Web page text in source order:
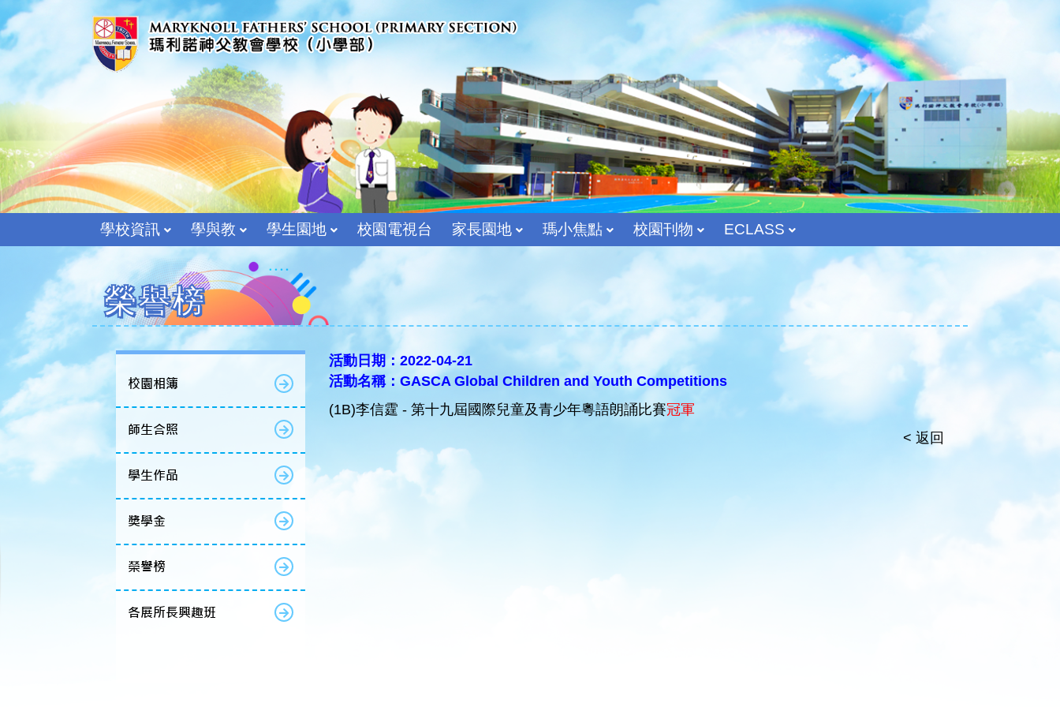
學校資訊 學與教 學生園地 校園電視台 家長園地 瑪小焦點 校園刊物 ECLASS
榮譽榜
校園相簿
師生合照
學生作品
獎學金
榮譽榜
各展所長興趣班
活動日期：2022-04-21
活動名稱：GASCA Global Children and Youth Competitions
(1B)李信霆 - 第十九屆國際兒童及青少年粵語朗誦比賽冠軍
< 返回